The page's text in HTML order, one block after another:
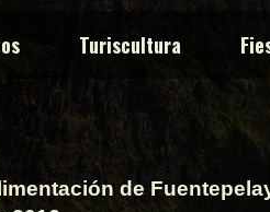
Turiscultura
de